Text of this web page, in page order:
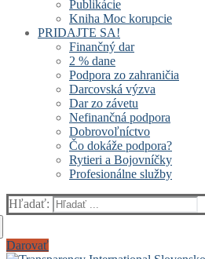
Publikácie
Kniha Moc korupcie
PRIDAJTE SA!
Finančný dar
2 % dane
Podpora zo zahraničia
Darcovská výzva
Dar zo závetu
Nefinančná podpora
Dobrovoľníctvo
Čo dokáže podpora?
Rytieri a Bojovníčky
Profesionálne služby
Hľadať:
Darovať